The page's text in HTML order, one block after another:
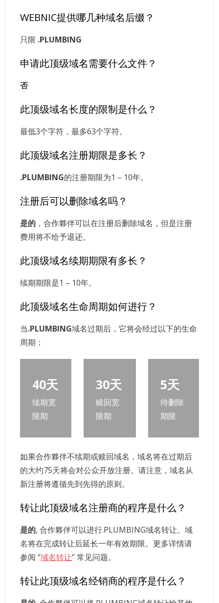
WEBNIC提供哪几种域名后缀？
只限 .PLUMBING
申请此顶级域名需要什么文件？
否
此顶级域名长度的限制是什么？
最低3个字符，最多63个字符。
此顶级域名注册期限是多长？
.PLUMBING的注册期限为1 – 10年。
注册后可以删除域名吗？
是的 ，合作夥伴可以在注册后删除域名，但是注册
费用将不给予退还。
此顶级域名续期期限有多长？
续期期限是1 – 10年。
此顶级域名生命周期如何进行？
当.PLUMBING域名过期后，它将会经过以下的生命
周期：
40天
续期宽
限期
30天
赎回宽
限期
5天
待删除
期限
如果合作夥伴不续期或赎回域名，域名将在过期后
的大约75天将会对公众开放注册。请注意，域名从
新注册将遵循先到先得的原则。
转让此顶级域名注册商的程序是什么？
是的, 合作夥伴可以进行.PLUMBING域名转让。域
名将在完成转让后延长一年有效期限。更多详情请
参阅 “域名转让” 常见问题。
转让此顶级域名经销商的程序是什么？